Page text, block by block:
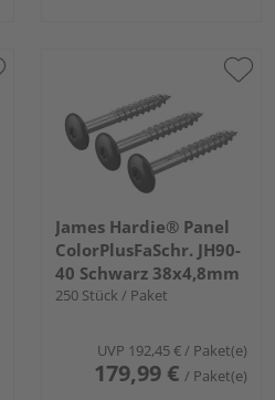
James Hardie® Panel
ColorPlusFaSchr. JH90-
40 Schwarz 38x4,8mm
250 Stück / Paket
UVP 192,45 €/ Paket(e)
179,99 € / Paket(e)